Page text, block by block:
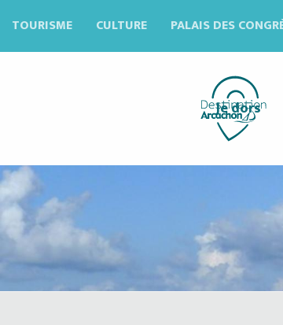
contenu
TOURISME CULTURE PALAIS DES
Je dors